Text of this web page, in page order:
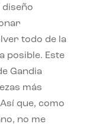
diseño
todo de la
posible. Este
Gandia
más
que, como
no me